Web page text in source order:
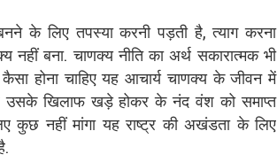
के लिए तपस्या करनी पड़ती है, त्याग करना
बना. चाणक्य नीति का अर्थ सकारात्मक भी
होना चाहिए यह आचार्य चाणक्य के जीवन में
उसके खिलाफ खड़े होकर के नंद वंश को समाप्त
नहीं मांगा यह राष्ट्र की अखंडता के लिए